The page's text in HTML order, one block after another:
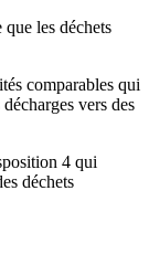
les déchets
comparables qui
vers des
4 qui
déchets